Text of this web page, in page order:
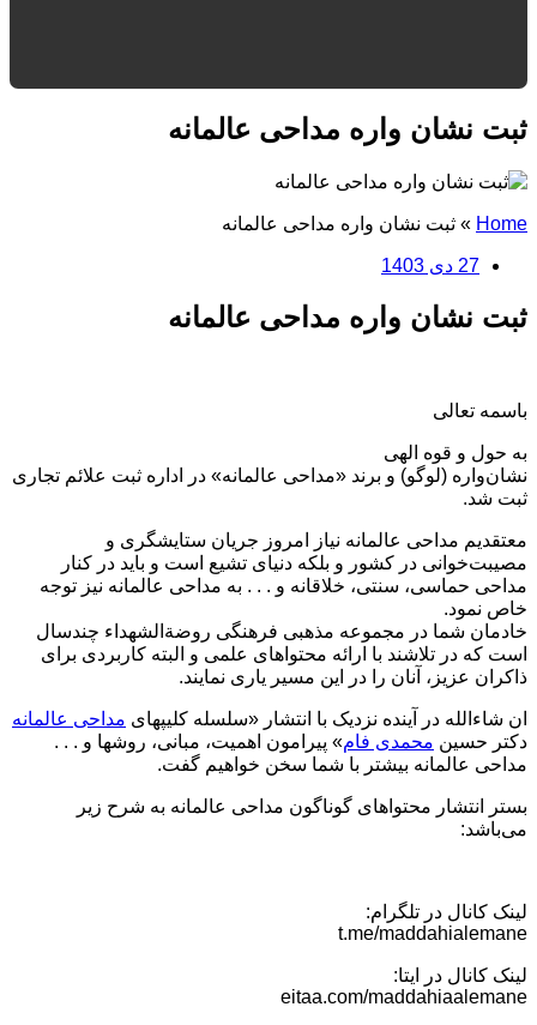
ثبت نشان واره مداحی عالمانه
Home
» ثبت نشان واره مداحی عالمانه
27 دی 1403
ثبت نشان واره مداحی عالمانه
باسمه تعالی
به حول و قوه الهی
نشان‌واره (لوگو) و برند «مداحی عالمانه» در اداره ثبت علائم تجاری
ثبت شد.
معتقدیم مداحی عالمانه نیاز امروز جریان ستایشگری و
مصیبت‌خوانی در کشور و بلکه دنیای تشیع است و باید در کنار
مداحی حماسی، سنتی، خلاقانه و . . . به مداحی عالمانه نیز توجه
خاص نمود.
خادمان شما در مجموعه مذهبی فرهنگی روضةالشهداء چندسال
است که در تلاشند با ارائه محتواهای علمی و البته کاربردی برای
ذاکران عزیز، آنان را در این مسیر یاری نمایند.
ان شاءالله در آینده نزدیک با انتشار «سلسله کلیپهای مداحی عالمانه
دکتر حسین محمدی فام» پیرامون اهمیت، مبانی، روشها و . . .
مداحی عالمانه بیشتر با شما سخن خواهیم گفت.
بستر انتشار محتواهای گوناگون مداحی عالمانه به شرح زیر
می‌باشد:
لینک کانال در تلگرام:
t.me/maddahialemane
لینک کانال در ایتا:
eitaa.com/maddahiaalemane